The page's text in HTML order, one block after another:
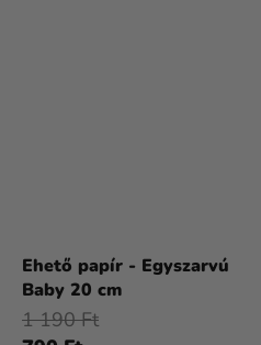
Ehető papír - Egyszarvú
Baby 20 cm
1 190 Ft